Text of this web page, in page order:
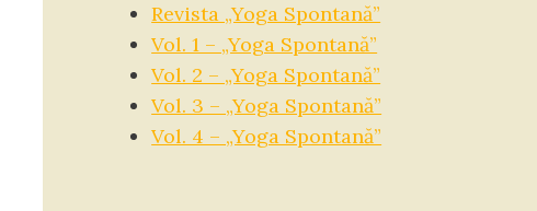
Revista „Yoga Spontană”
Vol. 1 – „Yoga Spontană”
Vol. 2 – „Yoga Spontană”
Vol. 3 – „Yoga Spontană”
Vol. 4 – „Yoga Spontană”